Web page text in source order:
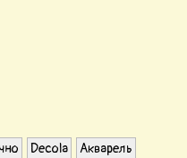
Decola Акварель